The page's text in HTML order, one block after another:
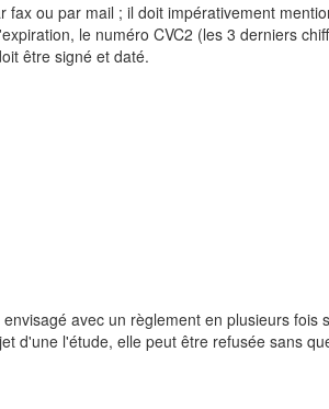
ou par mail ; il doit impérativement
le numéro CVC2 (les 3 derniers
être signé et daté.
avec un règlement en plusieurs fois
d'une l'étude, elle peut être refusée sans